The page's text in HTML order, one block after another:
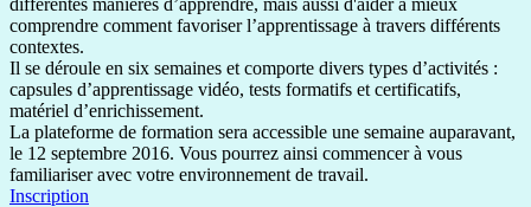
comprendre comment favoriser l’apprentissage à travers différents
contextes.
Il se déroule en six semaines et comporte divers types d’activités :
capsules d’apprentissage vidéo, tests formatifs et certificatifs,
matériel d’enrichissement.
La plateforme de formation sera accessible une semaine auparavant,
le 12 septembre 2016. Vous pourrez ainsi commencer à vous
familiariser avec votre environnement de travail.
Inscription